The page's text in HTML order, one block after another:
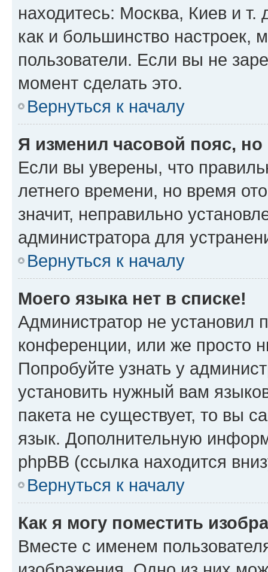
находитесь: Москва, Киев и т.
как и большинство настроек,
пользователи. Если вы не
момент сделать это.
Вернуться к началу
Я изменил часовой пояс,
Если вы уверены, что
летнего времени, но время
значит, неправильно
администратора для
Вернуться к началу
Моего языка нет в списке!
Администратор не установил
конференции, или же просто
Попробуйте узнать у
установить нужный вам
пакета не существует, то вы
язык. Дополнительную
phpBB (ссылка находится
Вернуться к началу
Как я могу поместить
Вместе с именем